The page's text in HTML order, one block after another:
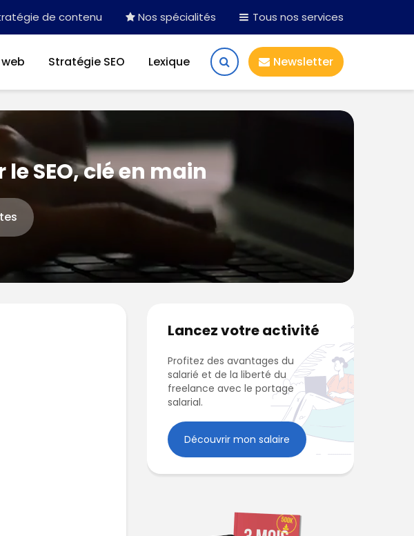
de contenu Nos spécialités Tous nos services
Stratégie SEO Lexique Newsletter
SEO, clé en main
Lancez votre activité
Profitez des avantages du
salarié et de la liberté du
freelance avec le portage
salarial.
Découvrir mon salaire